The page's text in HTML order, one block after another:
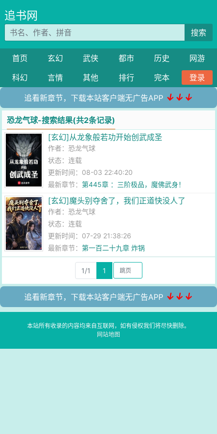
追书网
搜索
首页 玄幻 武侠 都市 历史
网游
科幻
言情 其他 排行 完本 登录
追看新章节，下载本站客户端无广告APP ↓↓↓
恐龙气球-搜索结果(共2条记录)
[玄幻]从龙象般若功开始创武成圣
作者： 恐龙气球
状态：连载
更新时间：08-03 22:40:20
最新章节：第445章 ：三阶极品，魔佛武身！
[玄幻]魔头别夺舍了，我们正道快没人了
作者： 恐龙气球
状态：连载
更新时间：07-29 21:38:26
最新章节：第一百二十九章 炸锅
1/1 1
追看新章节，下载本站客户端无广告APP ↓↓↓
本站所有收录的内容均来自互联网，如有侵权我们将尽快删除。
网站地图